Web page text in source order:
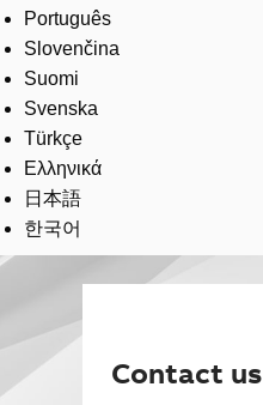
Português
Slovenčina
Suomi
Svenska
Türkçe
Ελληνικά
日本語
한국어
Contact us